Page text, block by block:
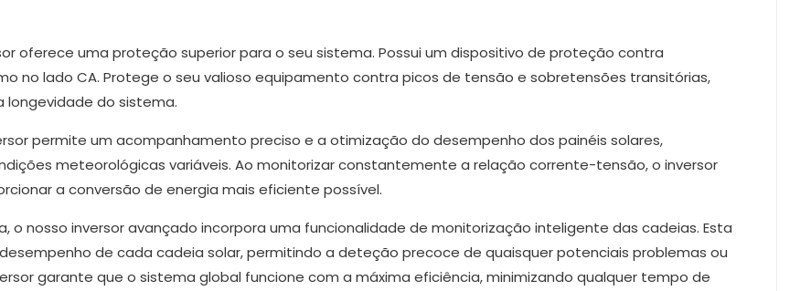
oferece uma proteção superior para o seu sistema. Possui um dispositivo de proteção contra
no lado CA. Protege o seu valioso equipamento contra picos de tensão e sobretensões transitórias,
do sistema.
permite um acompanhamento preciso e a otimização do desempenho dos painéis solares,
meteorológicas variáveis. Ao monitorizar constantemente a relação corrente-tensão, o inversor
a conversão de energia mais eficiente possível.
o nosso inversor avançado incorpora uma funcionalidade de monitorização inteligente das cadeias. Esta
de cada cadeia solar, permitindo a deteção precoce de quaisquer potenciais problemas ou
garante que o sistema global funcione com a máxima eficiência, minimizando qualquer tempo de